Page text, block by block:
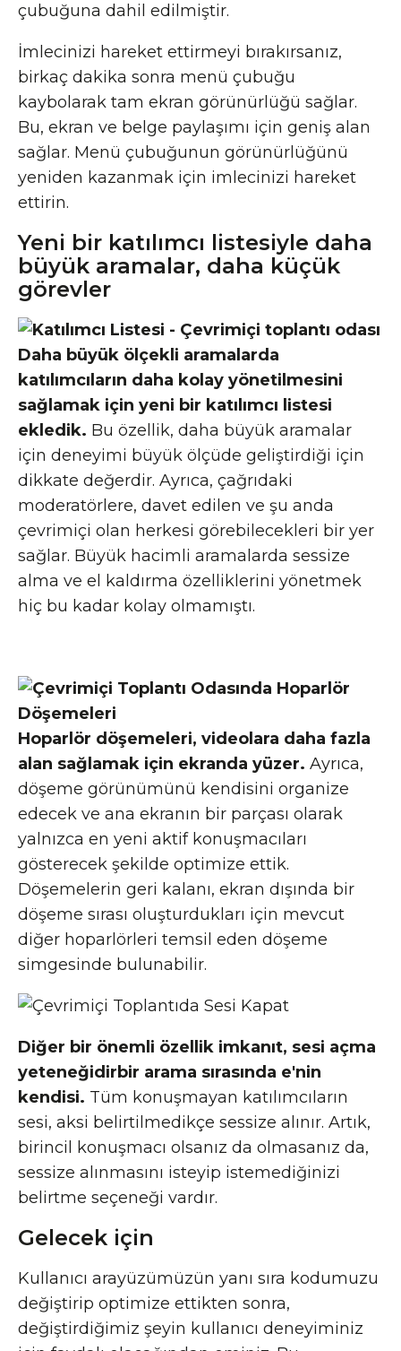
çubuğuna dahil edilmiştir.
İmlecinizi hareket ettirmeyi bırakırsanız,
birkaç dakika sonra menü çubuğu
kaybolarak tam ekran görünürlüğü sağlar.
Bu, ekran ve belge paylaşımı için geniş alan
sağlar. Menü çubuğunun görünürlüğünü
yeniden kazanmak için imlecinizi hareket
ettirin.
Yeni bir katılımcı listesiyle daha
büyük aramalar, daha küçük
görevler
Daha büyük ölçekli aramalarda
katılımcıların daha kolay yönetilmesini
sağlamak için yeni bir katılımcı listesi
ekledik. Bu özellik, daha büyük aramalar
için deneyimi büyük ölçüde geliştirdiği için
dikkate değerdir. Ayrıca, çağrıdaki
moderatörlere, davet edilen ve şu anda
çevrimiçi olan herkesi görebilecekleri bir yer
sağlar. Büyük hacimli aramalarda sessize
alma ve el kaldırma özelliklerini yönetmek
hiç bu kadar kolay olmamıştı.
Hoparlör döşemeleri, videolara daha fazla
alan sağlamak için ekranda yüzer. Ayrıca,
döşeme görünümünü kendisini organize
edecek ve ana ekranın bir parçası olarak
yalnızca en yeni aktif konuşmacıları
gösterecek şekilde optimize ettik.
Döşemelerin geri kalanı, ekran dışında bir
döşeme sırası oluşturdukları için mevcut
diğer hoparlörleri temsil eden döşeme
simgesinde bulunabilir.
Diğer bir önemli özellik imkanıt, sesi açma
yeteneğidirbir arama sırasında e'nin
kendisi. Tüm konuşmayan katılımcıların
sesi, aksi belirtilmedikçe sessize alınır. Artık,
birincil konuşmacı olsanız da olmasanız da,
sessize alınmasını isteyip istemediğinizi
belirtme seçeneği vardır.
Gelecek için
Kullanıcı arayüzümüzün yanı sıra kodumuzu
değiştirip optimize ettikten sonra,
değiştirdiğimiz şeyin kullanıcı deneyiminiz